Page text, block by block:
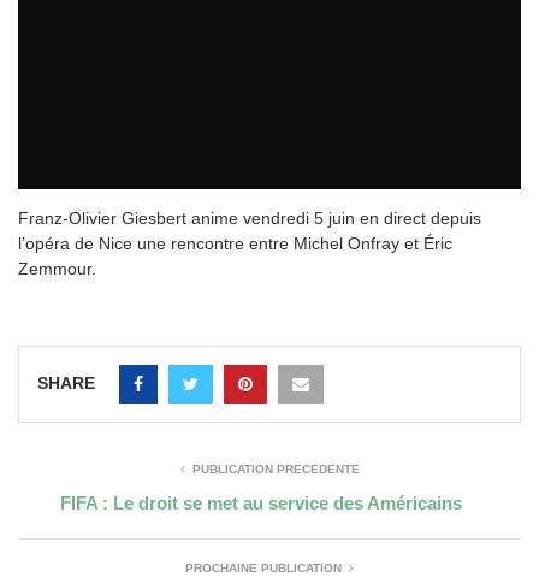
Franz-Olivier Giesbert anime vendredi 5 juin en direct depuis
l’opéra de Nice une rencontre entre Michel Onfray et Éric
Zemmour.
SHARE
PUBLICATION PRÉCÉDENTE
FIFA : Le droit se met au service des Américains
PROCHAINE PUBLICATION